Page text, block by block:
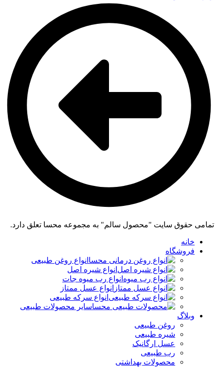
تمامی حقوق سایت "محصول سالم" به مجموعه محسا تعلق دارد.
خانه
فروشگاه
انواع روغن طبیعی
انواع شیره اصل
انواع رب میوه جات
انواع عسل ممتاز
انواع سرکه طبیعی
سایر محصولات طبیعی
وبلاگ
روغن طبیعی
شیره طبیعی
عسل ارگانیک
رب طبیعی
محصولات بهداشتی